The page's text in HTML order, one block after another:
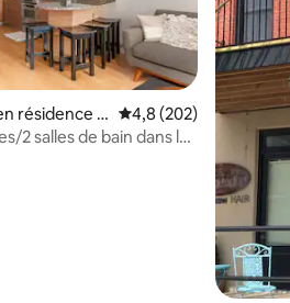
résidence ⋅
Évaluation moyenne
4,8 (202)
2 salles de bain dans le